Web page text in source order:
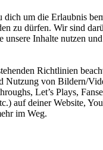
dich um die Erlaubnis
zu dürfen. Wir sind
unsere Inhalte nutzen
Richtlinien
Nutzung von Bildern/
Let’s Plays,
auf deiner Website,
im Weg.